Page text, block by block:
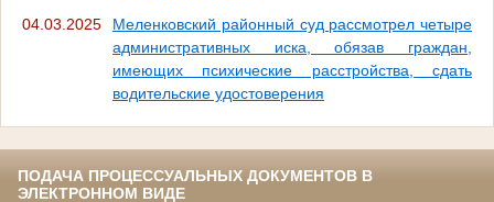
04.03.2025
Меленковский районный суд рассмотрел четыре
административных иска, обязав граждан,
имеющих психические расстройства, сдать
водительские удостоверения
ПОДАЧА ПРОЦЕССУАЛЬНЫХ ДОКУМЕНТОВ В
ЭЛЕКТРОННОМ ВИДЕ